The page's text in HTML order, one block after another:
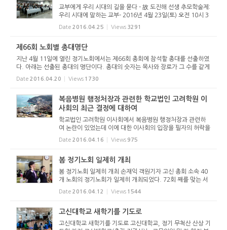
교부에게 우리 시대의 길을 묻다 - 故 도진해 선생 추모학술제:
우리 시대에 말하는 교부- 2016년 4월 23일(토) 오전 10시 3
0분에 장로회신학대학교 소양관 510호에서 특별한 추모학술
제가 열렸다. 장로회신학대학교 기독교 사상과 문화연구원 교
Date 2016.04.25 Views 3291
제66회 노회별 총대명단
지난 4월 11일에 열린 정기노회에서는 제66회 총회에 참석할 총대를 선출하였
다. 아래는 선출된 총대의 명단이다. 총대의 숫자는 목사와 장로가 그 수를 같게
한다(헌법 교회정치 제12장 제142조). - 제66회 노회별 총대명단 - (1) 거창노
회(8명) 목사 : 정신...
Date 2016.04.20 Views 1730
복음병원 행정처장과 관련한 학교법인 고려학원 이
사회의 최근 결정에 대하여
학교법인 고려학원 이사회에서 복음병원 행정처장과 관련하
여 논란이 있었는데 이에 대한 이사회의 입장을 필자의 허락을
받아 기독교보(2016년 4월 16일자)로부터 전재합니다. -편집
장 주- 복음병원 행정처장과 관련한 학교법인 고려학원 이사회
Date 2016.04.16 Views 975
봄 정기노회 일제히 개최
봄 정기노회 일제히 개최 손재익 객원기자 고신 총회 소속 40
개 노회의 정기노회가 일제히 개최되었다. 72회 째를 맞는 서
울노회는 4월 11일(월) 오후 2시 한일교회당(담임 김성규 목
사, 서울특별시 도봉구 방학로 57-17)에서 조현철 노회장(서
Date 2016.04.12 Views 1544
고신대학교 새학기를 기도로
고신대학교 새학기를 기도로 고신대학교, 정기 무척산 산상 기